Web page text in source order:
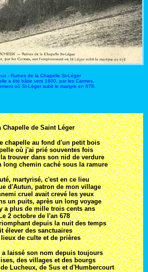
- Ruines de la Chapelle St-Léger
a été bâtie vers 1600, par les Carmes,
où St-Léger subit le martyre en 678.
Chapelle de Saint Léger
chapelle au fond d'un petit bois
où j'ai prié souventes fois
trouver dans son nid de verdure
long chemin caché sous la ramure
martyrisé, c'est en ce lieu
d'Autun, patron de mon village
cruel avait crevé les yeux
un puits, après un long voyage
a plus de mille trois cents ans
2 octobre de l'an 678
depuis la nuit des temps
élever des sanctuaires
lieux de culte et de prières
a laissé son nom depuis toujours
des villages et des bourgs
Lucheux, de Sus et d'Humbercourt